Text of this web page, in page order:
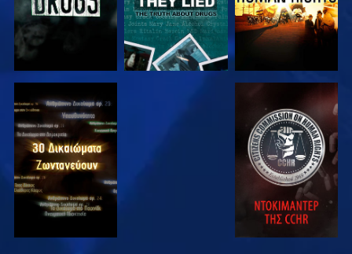
ΠΑΡΑΚΟΛΟΥΘΗΣΤΕ ΠΑΡΑΚΟΛΟΥΘΗΣΤΕ